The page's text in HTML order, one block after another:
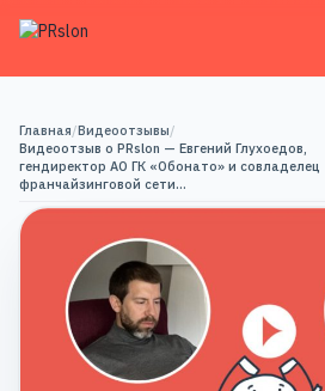
Главная/Видеоотзывы/
Видеоотзыв о PRslon — Евгений Глухоедов,
гендиректор АО ГК «Обонато» и совладелец
франчайзинговой сети…